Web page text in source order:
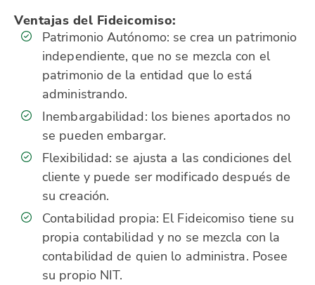
Ventajas del Fideicomiso:
Patrimonio Autónomo: se crea un patrimonio
independiente, que no se mezcla con el
patrimonio de la entidad que lo está
administrando.
Inembargabilidad: los bienes aportados no
se pueden embargar.
Flexibilidad: se ajusta a las condiciones del
cliente y puede ser modificado después de
su creación.
Contabilidad propia: El Fideicomiso tiene su
propia contabilidad y no se mezcla con la
contabilidad de quien lo administra. Posee
su propio NIT.